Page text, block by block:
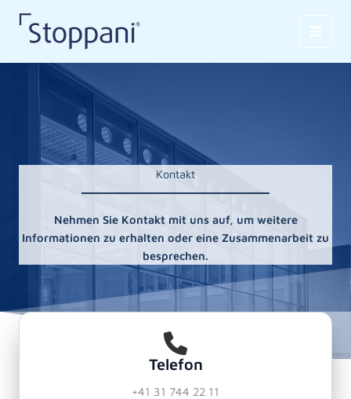
Inhalt
springen
Kontakt
Nehmen Sie Kontakt mit uns auf, um weitere
Informationen zu erhalten oder eine Zusammenarbeit zu
besprechen.
Telefon
+41 31 744 22 11